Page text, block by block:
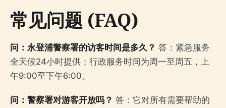
常见问题 (FAQ)
问：永登浦警察署的访客时间是多久？ 答：紧急服务
全天候24小时提供；行政服务时间为周一至周五，上
午9:00至下午6:00。
问：警察署对游客开放吗？ 答：它对所有需要帮助的